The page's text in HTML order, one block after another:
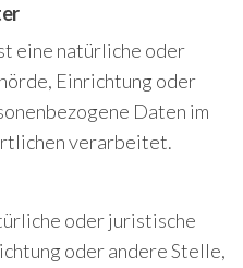
eine natürliche oder
Einrichtung oder
Daten im
verarbeitet.
oder juristische
oder andere Stelle,